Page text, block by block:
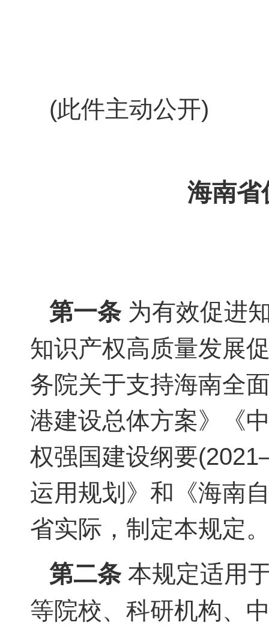
(此件主动公开)
海南省
第一条为有效促进
知识产权高质量发展
务院关于支持海南全
港建设总体方案》《
权强国建设纲要
运用规划》和《海南
省实际，制定本规定
第二条本规定适用
等院校、科研机构、